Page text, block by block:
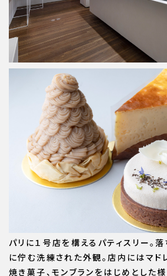
パリに１号店を構えるパティスリー。
に佇む洗練された外観。店内にはマド
焼き菓子、モンブランをはじめとした